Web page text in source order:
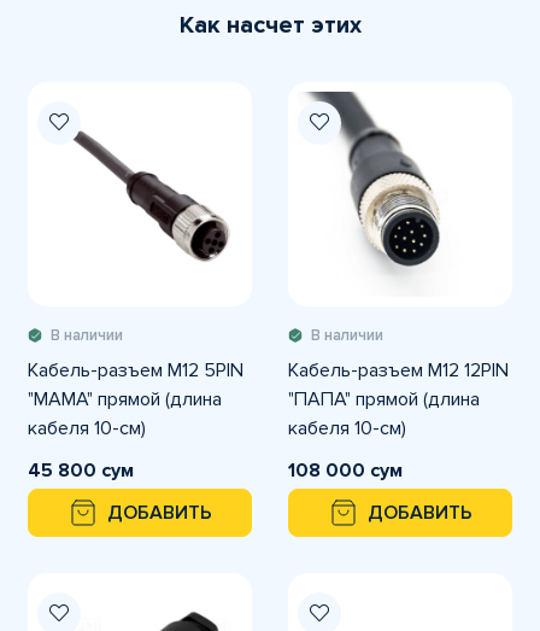
Как насчет этих
В наличии
Кабель-разъем M12 5PIN
"MAMA" прямой (длина
кабеля 10-см)
45 800 сум
ДОБАВИТЬ
В наличии
Кабель-разъем M12 12PIN
"ПАПА" прямой (длина
кабеля 10-см)
108 000 сум
ДОБАВИТЬ